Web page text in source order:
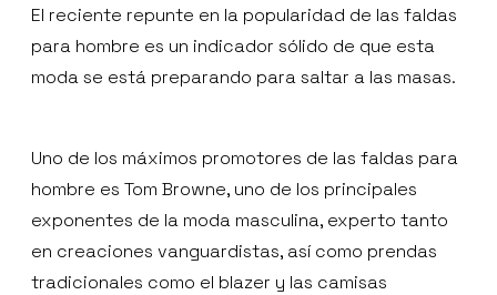
El reciente repunte en la popularidad de las faldas
para hombre es un indicador sólido de que esta
moda se está preparando para saltar a las masas.
Uno de los máximos promotores de las faldas para
hombre es Tom Browne, uno de los principales
exponentes de la moda masculina, experto tanto
en creaciones vanguardistas, así como prendas
tradicionales como el blazer y las camisas